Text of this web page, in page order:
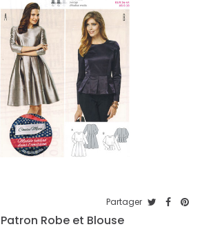
Partager
Robe et Blouse